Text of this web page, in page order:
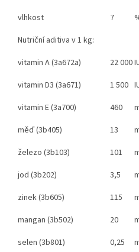
vlhkost
7
Nutriční aditiva v 1 kg:
vitamin A (3a672a)
22 000
vitamin D3 (3a671)
1 500
vitamin E (3a700)
460
měď (3b405)
13
železo (3b103)
101
jod (3b202)
3,5
zinek (3b605)
115
mangan (3b502)
20
selen (3b801)
0,25